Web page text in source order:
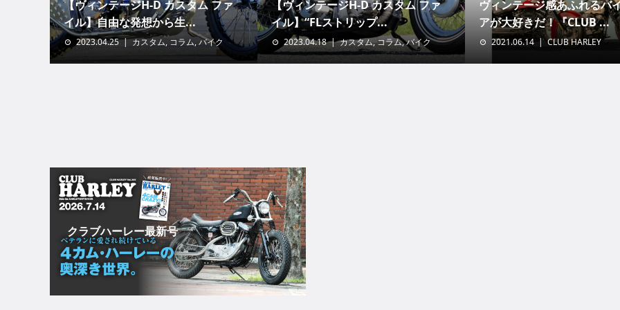
【ヴィンテージH-D カスタム ファ
イル】自由な発想から生...
2023.04.25 カスタム, コラム,バイク
【ヴィンテージH-D カスタム ファ
イル】“FLストリップ...
2023.04.18 カスタム,コラム,バイク
ヴィンテージ感あふれるバ
アが大好きだ！『CLUB ...
2021.06.14 CLUB HARLEY
クラブハーレー最新号